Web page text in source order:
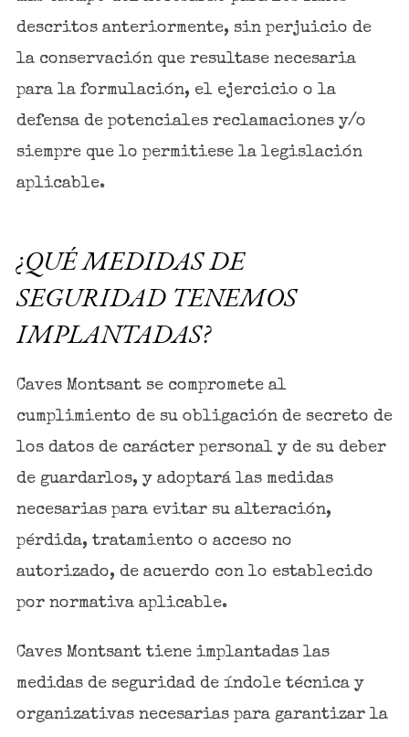
descritos anteriormente, sin perjuicio de
la conservación que resultase necesaria
para la formulación, el ejercicio o la
defensa de potenciales reclamaciones y/o
siempre que lo permitiese la legislación
aplicable.
¿QUÉ MEDIDAS DE
SEGURIDAD TENEMOS
IMPLANTADAS?
Caves Montsant se compromete al
cumplimiento de su obligación de secreto de
los datos de carácter personal y de su deber
de guardarlos, y adoptará las medidas
necesarias para evitar su alteración,
pérdida, tratamiento o acceso no
autorizado, de acuerdo con lo establecido
por normativa aplicable.
Caves Montsant tiene implantadas las
medidas de seguridad de índole técnica y
organizativas necesarias para garantizar la